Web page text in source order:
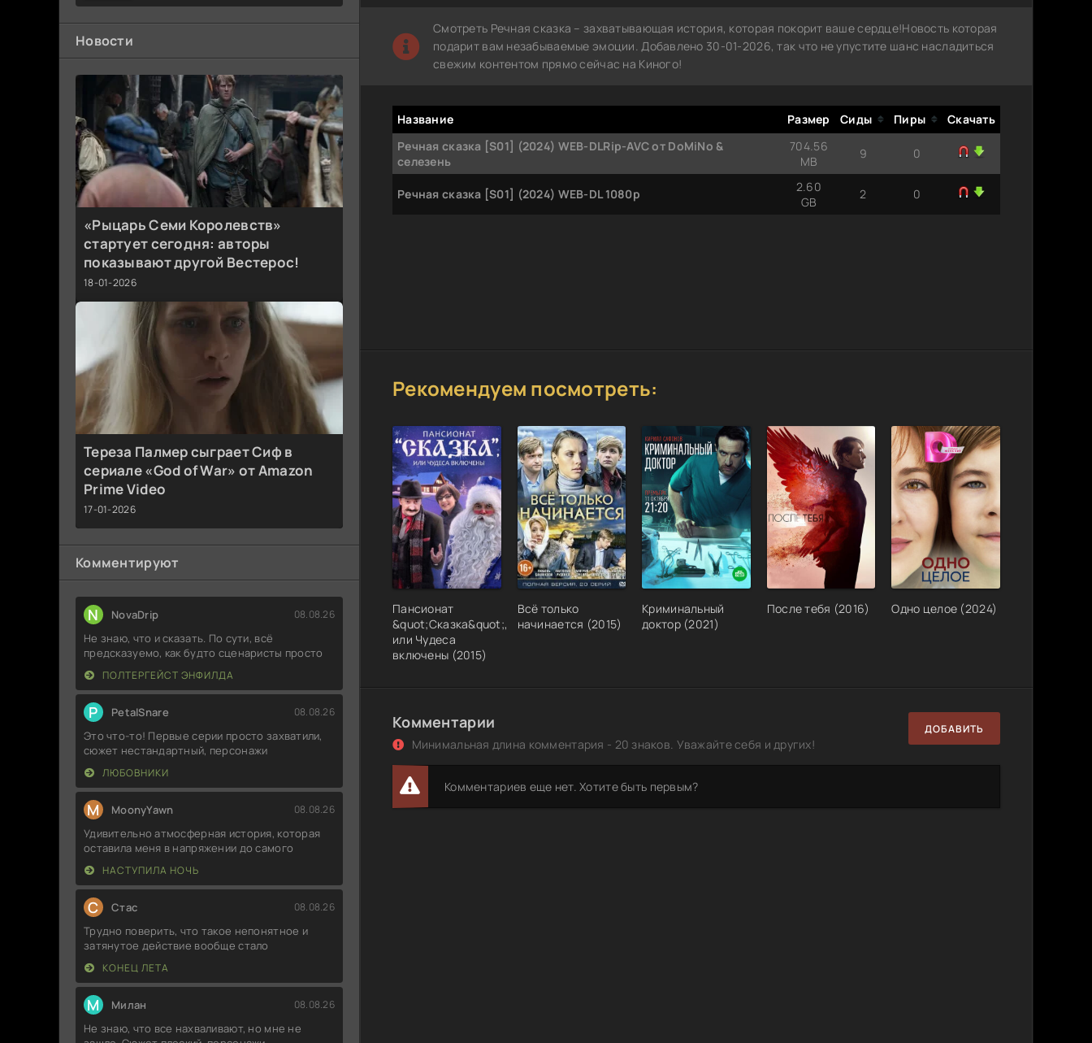
Новости
«Рыцарь Семи Королевств»
стартует сегодня: авторы
показывают другой Вестерос!
18-01-2026
Тереза Палмер сыграет Сиф в
сериале «God of War» от Amazon
Prime Video
17-01-2026
Комментируют
N NovaDrip 08.08.26
Не знаю, что и сказать. По сути, всё
предсказуемо, как будто сценаристы просто
ПОЛТЕРГЕЙСТ ЭНФИЛДА
P PetalSnare 08.08.26
Это что-то! Первые серии просто захватили,
сюжет нестандартный, персонажи
ЛЮБОВНИКИ
M MoonyYawn 08.08.26
Удивительно атмосферная история, которая
оставила меня в напряжении до самого
НАСТУПИЛА НОЧЬ
С Стас 08.08.26
Трудно поверить, что такое непонятное и
затянутое действие вообще стало
КОНЕЦ ЛЕТА
М Милан 08.08.26
Не знаю, что все нахваливают, но мне не
Смотреть Речная сказка – захватывающая история, которая покорит ваше сердце!Новость которая
подарит вам незабываемые эмоции. Добавлено 30-01-2026, так что не упустите шанс насладиться
свежим контентом прямо сейчас на Киного!
Название Размер Сиды Пиры
Скачать
Речная сказка [S01] (2024) WEB-DLRip-AVC от DoMiNo &
селезень
704.56
MB
9 0
Речная сказка [S01] (2024) WEB-DL 1080p
2.60
GB
2 0
Рекомендуем посмотреть:
Пансионат
&quot;Сказка&quot;,
или Чудеса
включены (2015)
Всё только
начинается (2015)
Криминальный
доктор (2021)
После тебя (2016) Одно целое (2024)
Комментарии
Минимальная длина комментария - 20 знаков. Уважайте себя и других!
ДОБАВИТЬ
Комментариев еще нет. Хотите быть первым?